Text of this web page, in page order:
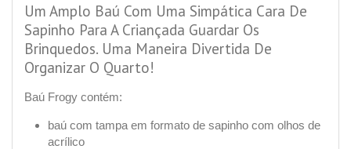
Um Amplo Baú Com Uma Simpática Cara De
Sapinho Para A Criançada Guardar Os
Brinquedos. Uma Maneira Divertida De
Organizar O Quarto!
Baú Frogy contém:
baú com tampa em formato de sapinho com olhos de
acrílico